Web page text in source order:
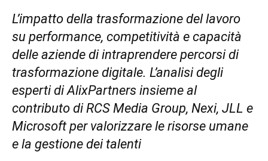
L’impatto della trasformazione del lavoro
su performance, competitività e capacità
delle aziende di intraprendere percorsi di
trasformazione digitale. L’analisi degli
esperti di AlixPartners insieme al
contributo di RCS Media Group, Nexi, JLL e
Microsoft per valorizzare le risorse umane
e la gestione dei talenti